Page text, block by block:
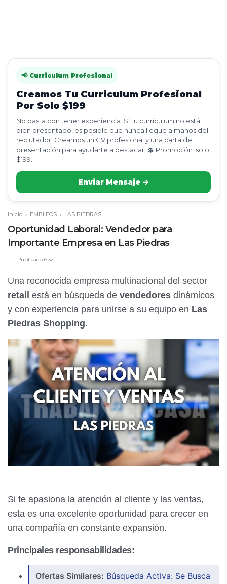
📢 Curriculum Profesional
Creamos Tu Curriculum Profesional
Por Solo $199
No basta con tener experiencia. Si tu currículum no está
bien presentado, es posible que nunca llegue a manos del
reclutador. Creamos un CV profesional y una carta de
presentación para ayudarte a destacar. 💲 Promoción: solo
$199.
Enviar Mensaje →
Inicio › EMPLEOS › LAS PIEDRAS
Oportunidad Laboral: Vendedor para
Importante Empresa en Las Piedras
Publicado 6:32
Una reconocida empresa multinacional del sector
retail está en búsqueda de vendedores dinámicos
y con experiencia para unirse a su equipo en Las
Piedras Shopping.
Si te apasiona la atención al cliente y las ventas,
esta es una excelente oportunidad para crecer en
una compañía en constante expansión.
Principales responsabilidades:
Ofertas Similares: Búsqueda Activa: Se Busca